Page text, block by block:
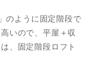
のように固定階段で
いので、平屋＋収
、固定階段ロフト